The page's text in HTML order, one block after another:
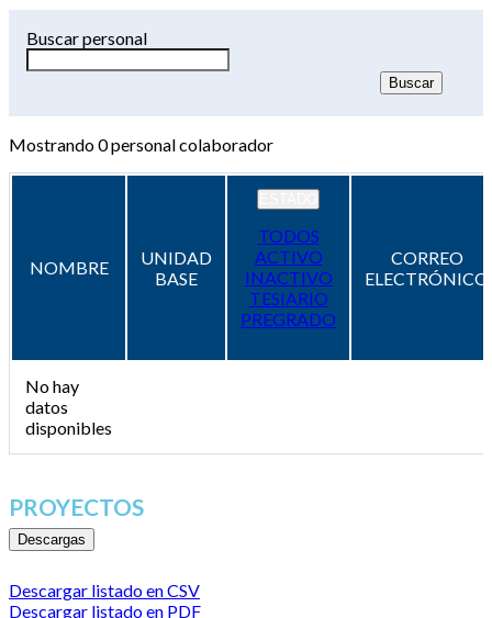
Buscar personal
Mostrando0personal colaborador
NOMBRE
UNIDAD
BASE
TODOS
ACTIVO
INACTIVO
TESIARIO
PREGRADO
CORREO
ELECTRÓNICO
No hay
datos
disponibles
PROYECTOS
Descargas
Descargar listado en CSV
Descargar listado en PDF